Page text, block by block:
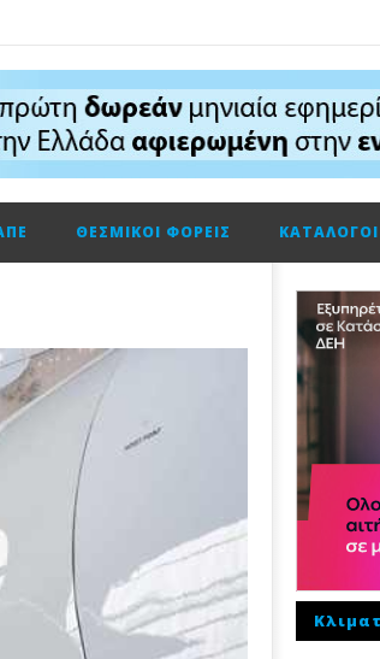
Ενεργειακή αναβάθμιση κτηρίων: Παθητικές παρεμβάσεις που κάνουν τη διαφορά
ΘΕΣΜΙΚΟΊ ΦΟΡΕΊΣ ΚΑΤΆΛΟΓΟΙ